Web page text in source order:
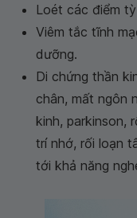
Loét các điểm
Viêm tắc tĩnh
dưỡng.
Di chứng thần
chân, mất ngôn
kinh, parkinson,
trí nhớ, rối loạn
tới khả năng